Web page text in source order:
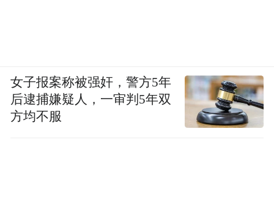
女子报案称被强奸，警方5年
后逮捕嫌疑人，一审判5年双
方均不服